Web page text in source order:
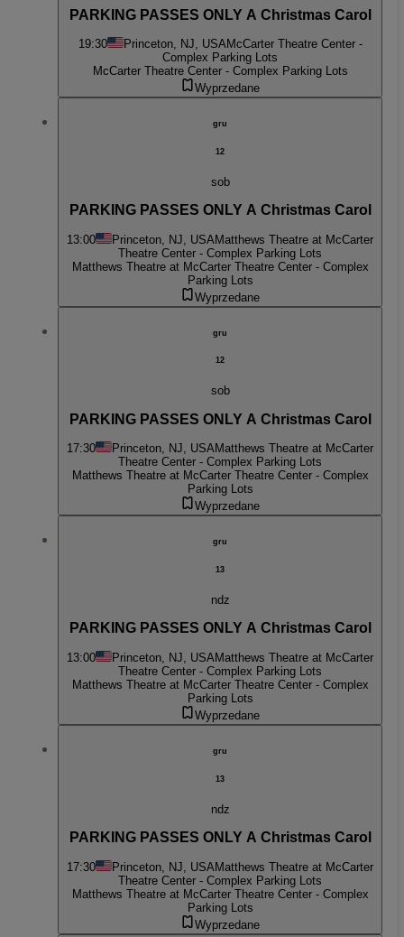
PARKING PASSES ONLY A Christmas Carol
19:30 Princeton, NJ, USAMcCarter Theatre Center -
Complex Parking Lots
McCarter Theatre Center - Complex Parking Lots
Wyprzedane
gru
12
sob
PARKING PASSES ONLY A Christmas Carol
13:00 Princeton, NJ, USA Matthews Theatre at McCarter
Theatre Center - Complex Parking Lots
Matthews Theatre at McCarter Theatre Center - Complex
Parking Lots
Wyprzedane
gru
12
sob
PARKING PASSES ONLY A Christmas Carol
17:30 Princeton, NJ, USAMatthews Theatre at McCarter
Theatre Center - Complex Parking Lots
Matthews Theatre at McCarter Theatre Center - Complex
Parking Lots
Wyprzedane
gru
13
ndz
PARKING PASSES ONLY A Christmas Carol
13:00 Princeton, NJ, USAMatthews Theatre at McCarter
Theatre Center - Complex Parking Lots
Matthews Theatre at McCarter Theatre Center - Complex
Parking Lots
Wyprzedane
gru
13
ndz
PARKING PASSES ONLY A Christmas Carol
17:30 Princeton, NJ, USAMatthews Theatre at McCarter
Theatre Center - Complex Parking Lots
Matthews Theatre at McCarter Theatre Center - Complex
Parking Lots
Wyprzedane